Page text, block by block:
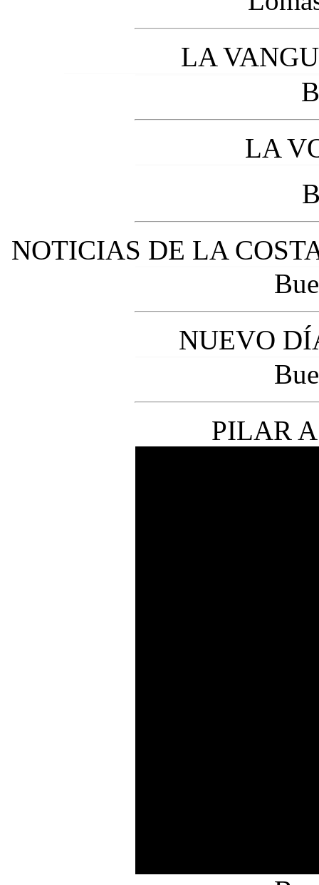
LA
LA
NOTICIAS DE LA
NUEVO
PILAR